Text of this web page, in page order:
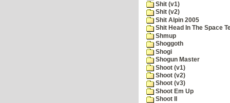
Shit (v1)
Shit (v2)
Shit Alpin 2005
Shit Head In The Space
Shmup
Shoggoth
Shogi
Shogun Master
Shoot (v1)
Shoot (v2)
Shoot (v3)
Shoot Em Up
Shoot II